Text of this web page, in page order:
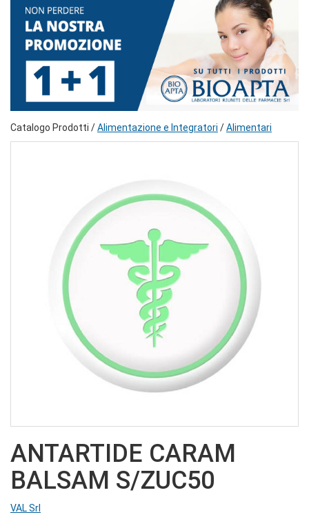
Catalogo Prodotti /Alimentazione e Integratori /Alimentari
ANTARTIDE CARAM
BALSAM S/ZUC50
VAL Srl